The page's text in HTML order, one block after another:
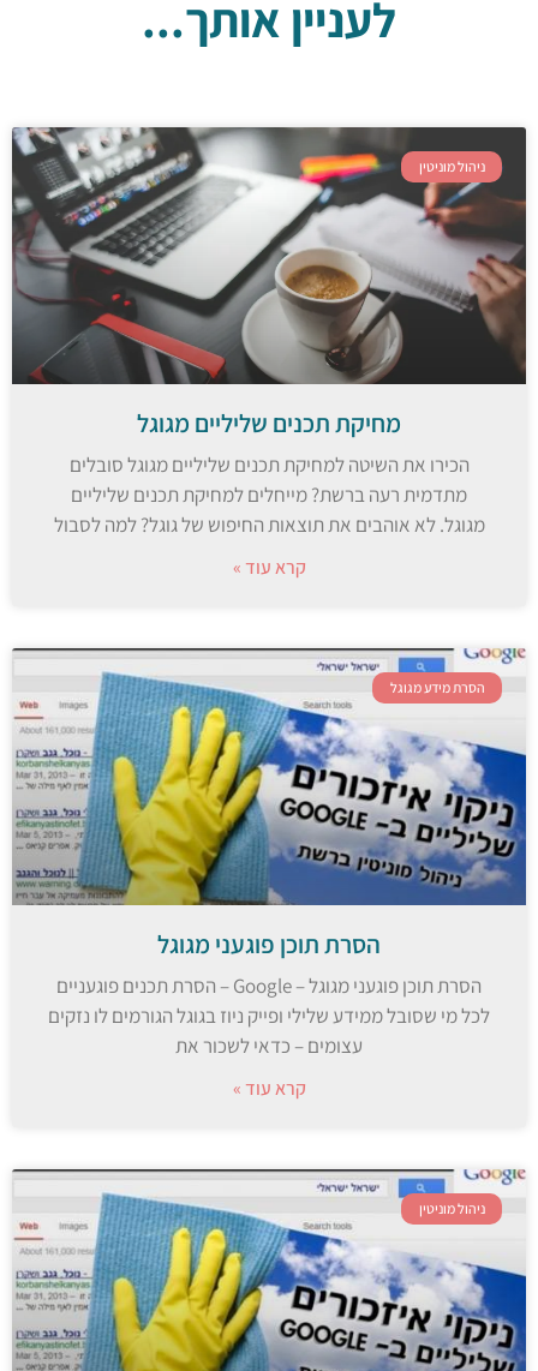
לעניין אותך...
ניהול מוניטין
מחיקת תכנים שליליים מגוגל
הכירו את השיטה למחיקת תכנים שליליים מגוגל סובלים
מתדמית רעה ברשת? מייחלים למחיקת תכנים שליליים
מגוגל. לא אוהבים את תוצאות החיפוש של גוגל? למה לסבול
קרא עוד »
הסרת מידע מגוגל
הסרת תוכן פוגעני מגוגל
הסרת תוכן פוגעני מגוגל – Google – הסרת תכנים פוגעניים
לכל מי שסובל ממידע שלילי ופייק ניוז בגוגל הגורמים לו נזקים
עצומים – כדאי לשכור את
קרא עוד »
ניהול מוניטין